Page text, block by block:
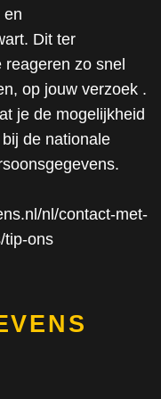
en
Dit ter
zo snel
op jouw verzoek .
je de mogelijkheid
de nationale
nl/contact-met-
tip-ons